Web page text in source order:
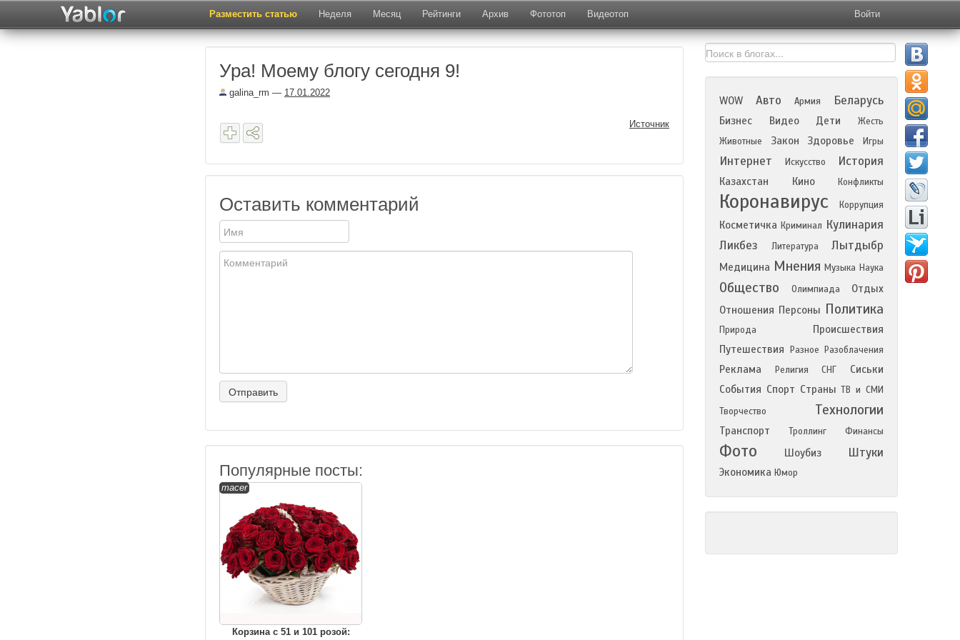
Разместить статью Неделя Месяц Рейтинги Архив Фототоп Видеотоп Войти
Ура! Моему блогу сегодня 9!
galina_rm — 17.01.2022
Источник
Оставить комментарий
Популярные посты:
macer
Корзина с 51 и 101 розой:
WOW Авто Армия Беларусь
Бизнес Видео Дети
Жесть
Животные
Закон Здоровье Игры
Интернет Искусство История
Казахстан Кино Конфликты
Коронавирус Коррупция
Косметичка Криминал Кулинария
Ликбез
Литература Лытдыбр
Медицина Мнения Музыка Наука
Общество Олимпиада
Отдых
Отношения Персоны Политика
Природа
Происшествия
Путешествия
Разное Разоблачения
Реклама Религия СНГ
Сиськи
События Спорт Страны ТВ и СМИ
Творчество
Технологии
Транспорт Троллинг Финансы
Фото Шоубиз Штуки
Экономика Юмор